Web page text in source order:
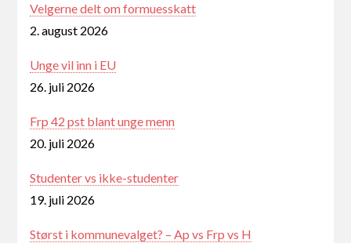
Velgerne delt om formuesskatt
2. august 2026
Unge vil inn i EU
26. juli 2026
Frp 42 pst blant unge menn
20. juli 2026
Studenter vs ikke-studenter
19. juli 2026
Størst i kommunevalget? – Ap vs Frp vs H